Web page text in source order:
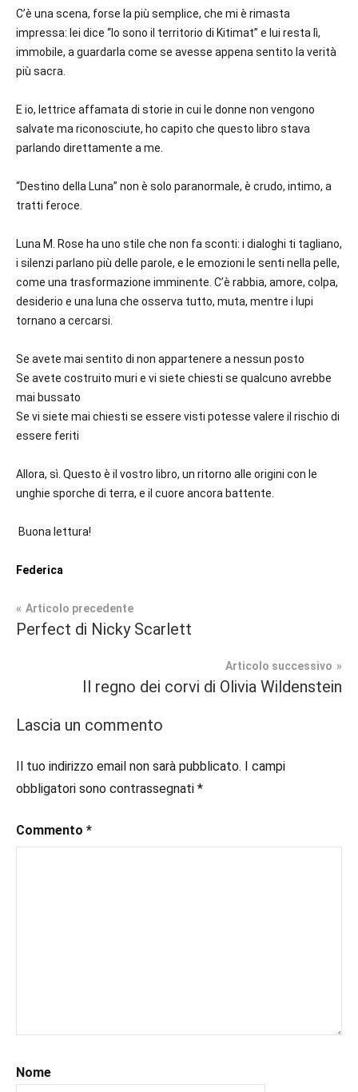
C’è una scena, forse la più semplice, che mi è rimasta
impressa: lei dice “Io sono il territorio di Kitimat” e lui resta lì,
immobile, a guardarla come se avesse appena sentito la verità
più sacra.
E io, lettrice affamata di storie in cui le donne non vengono
salvate ma riconosciute, ho capito che questo libro stava
parlando direttamente a me.
“Destino della Luna” non è solo paranormale, è crudo, intimo, a
tratti feroce.
Luna M. Rose ha uno stile che non fa sconti: i dialoghi ti tagliano,
i silenzi parlano più delle parole, e le emozioni le senti nella pelle,
come una trasformazione imminente. C’è rabbia, amore, colpa,
desiderio e una luna che osserva tutto, muta, mentre i lupi
tornano a cercarsi.
Se avete mai sentito di non appartenere a nessun posto
Se avete costruito muri e vi siete chiesti se qualcuno avrebbe
mai bussato
Se vi siete mai chiesti se essere visti potesse valere il rischio di
essere feriti
Allora, sì. Questo è il vostro libro, un ritorno alle origini con le
unghie sporche di terra, e il cuore ancora battente.
Buona lettura!
Federica
Tag
,
#booklover,
#ebook
#inlibreria,
#instalibri,
#recensionilibri
#uncuoretrailibri
Fantasy
Navigazione
Articolo precedente
Perfect di Nicky Scarlett
Articolo successivo
Il regno dei corvi di Olivia Wildenstein
Lascia un commento
Il tuo indirizzo email non sarà pubblicato. I campi
obbligatori sono contrassegnati *
Commento *
Nome